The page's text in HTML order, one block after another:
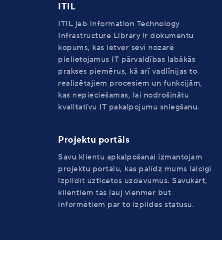
ITIL
ITIL jeb Information Technology
Infrastructure Library ir dokumentu
kopums, kas ietver sevī nozarē
pielietojamus IT pārvaldības labākās
prakses piemērus, kā arī vadlīnijas to
realizētajiem procesiem un funkcijām,
kas nepieciešamas, lai nodrošinātu
kvalitatīvu IT pakalpojumu sniegšanu.
Projektu portāls
Savu klientu apkalpošanai izmantojam
projektu portālu, kas palīdz mums laicīgi
izpildīt uzticētos uzdevumus. Savukārt,
klientiem tas ļauj vienmēr būt
informētiem par to izpildes statusu.